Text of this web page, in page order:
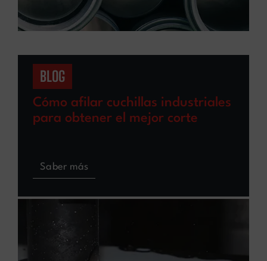
BLOG
Cómo afilar cuchillas industriales
para obtener el mejor corte
Saber más